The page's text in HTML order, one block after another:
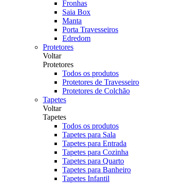
Fronhas
Saia Box
Manta
Porta Travesseiros
Edredom
Protetores
Voltar
Protetores
Todos os produtos
Protetores de Travesseiro
Protetores de Colchão
Tapetes
Voltar
Tapetes
Todos os produtos
Tapetes para Sala
Tapetes para Entrada
Tapetes para Cozinha
Tapetes para Quarto
Tapetes para Banheiro
Tapetes Infantil